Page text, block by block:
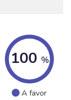
100 %
A favor